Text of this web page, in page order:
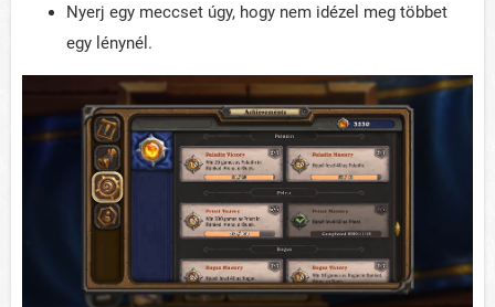
Nyerj egy meccset úgy, hogy nem idézel meg többet
egy lénynél.